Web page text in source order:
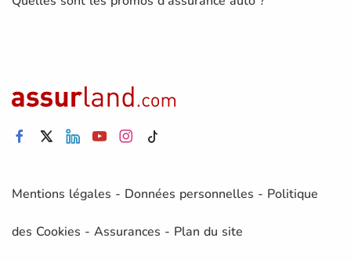
Mentions légales - Données personnelles - Politique
des Cookies - Assurances - Plan du site